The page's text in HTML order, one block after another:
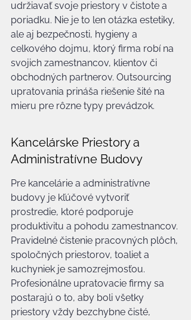
udržiavať svoje priestory v čistote a
poriadku. Nie je to len otázka estetiky,
ale aj bezpečnosti, hygieny a
celkového dojmu, ktorý firma robí na
svojich zamestnancov, klientov či
obchodných partnerov. Outsourcing
upratovania prináša riešenie šité na
mieru pre rôzne typy prevádzok.
Kancelárske Priestory a
Administratívne Budovy
Pre kancelárie a administratívne
budovy je kľúčové vytvoriť
prostredie, ktoré podporuje
produktivitu a pohodu zamestnancov.
Pravidelné čistenie pracovných plôch,
spoločných priestorov, toaliet a
kuchyniek je samozrejmosťou.
Profesionálne upratovacie firmy sa
postarajú o to, aby boli všetky
priestory vždy bezchybne čisté,